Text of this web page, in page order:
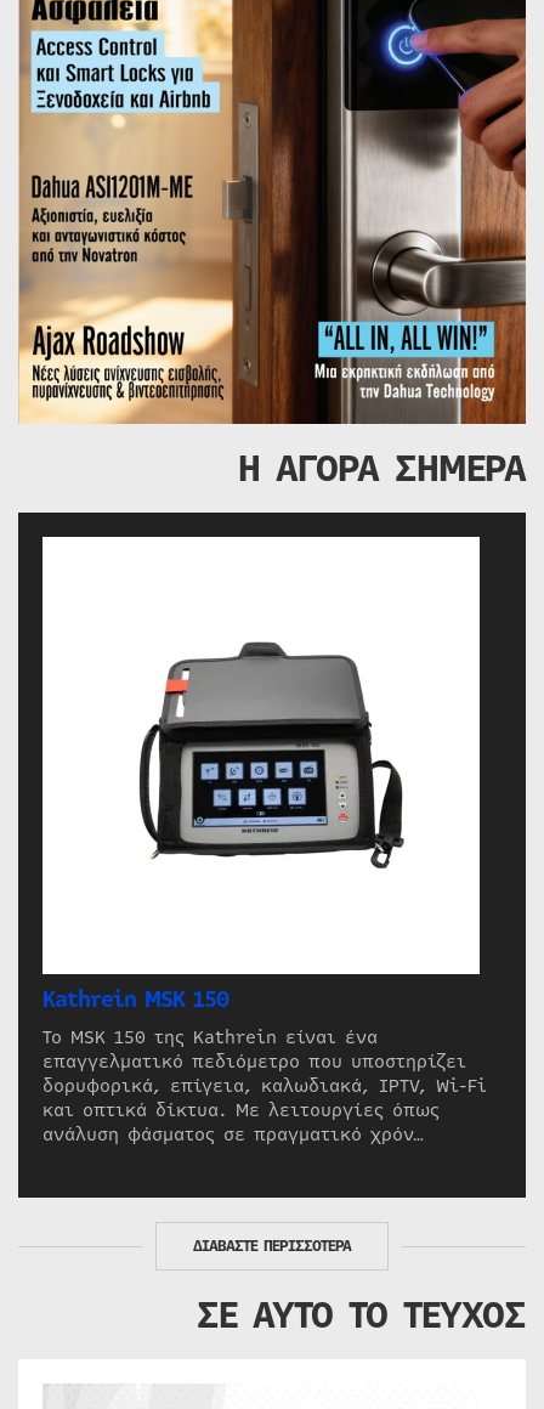
Η ΑΓΟΡΑ ΣΗΜΕΡΑ
Kathrein MSK 150
Το MSK 150 της Kathrein είναι ένα
επαγγελματικό πεδιόμετρο που υποστηρίζει
δορυφορικά, επίγεια, καλωδιακά, IPTV, Wi-Fi
και οπτικά δίκτυα. Με λειτουργίες όπως
ανάλυση φάσματος σε πραγματικό χρόν…
ΔΙΑΒΑΣΤΕ ΠΕΡΙΣΣΟΤΕΡΑ
ΣΕ ΑΥΤΟ ΤΟ ΤΕΥΧΟΣ